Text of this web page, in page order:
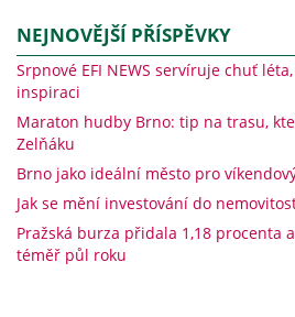
NEJNOVĚJŠÍ PŘÍSPĚVKY
Srpnové EFI NEWS servíruje chuť
inspiraci
Maraton hudby Brno: tip na trasu,
Zelňáku
Brno jako ideální město pro
Jak se mění investování do
Pražská burza přidala 1,18 procenta
téměř půl roku